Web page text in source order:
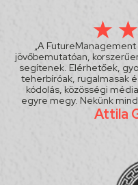
„A
jövőbemutatóan,
segítenek. Elérhetőek,
teherbíróak, rugalmasak
kódolás, közösségi
egyre megy. Nekünk
Attila